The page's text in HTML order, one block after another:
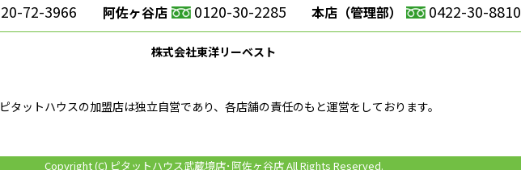
72-3966 阿佐ヶ谷店 0120-30-2285 本店（管理部） 0422-30-8810
株式会社東洋リーベスト
タットハウスの加盟店は独立自営であり、各店舗の責任のもと運営をしております。
Copyright (C) ピタットハウス武蔵境店･阿佐ヶ谷店 All Rights Reserved.